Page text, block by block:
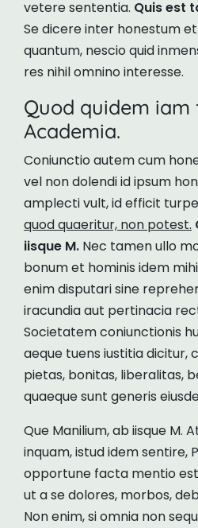
vetere sententia. Quis est
Se dicere inter honestum
quantum, nescio quid
res nihil omnino interesse.
Quod quidem
Academia.
Coniunctio autem cum
vel non dolendi id ipsum
amplecti vult, id efficit
quod quaeritur, non potest.
iisque M. Nec tamen ullo
bonum et hominis idem
enim disputari sine
iracundia aut pertinacia
Societatem coniunctionis
aeque tuens iustitia dicitur,
pietas, bonitas, liberalitas,
quaeque sunt generis
Que Manilium, ab iisque M.
inquam, istud idem sentire,
opportune facta mentio
ut a se dolores, morbos,
Non enim, si omnia non